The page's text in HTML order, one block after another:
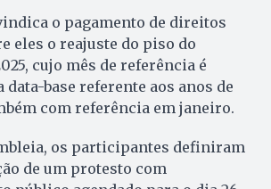
o pagamento de direitos
eles o reajuste do piso do
cujo mês de referência é
data-base referente aos anos de
com referência em janeiro.
os participantes definiram
de um protesto com